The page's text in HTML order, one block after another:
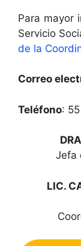
Para mayor
Servicio
de la
Correo
Teléfono:
Jefa
LIC.